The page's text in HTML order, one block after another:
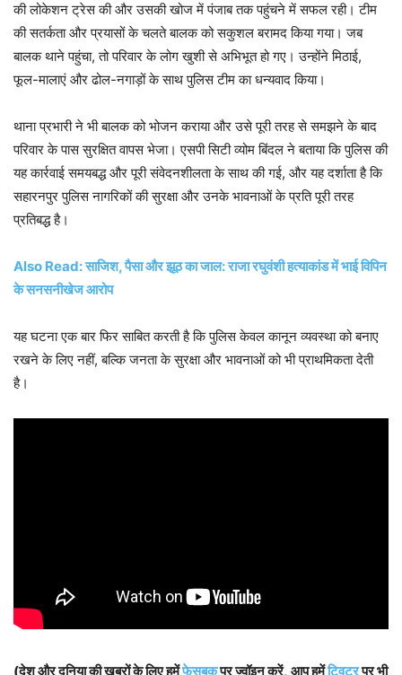
की लोकेशन ट्रेस की और उसकी खोज में पंजाब तक पहुंचने में सफल रही। टीम
की सतर्कता और प्रयासों के चलते बालक को सकुशल बरामद किया गया। जब
बालक थाने पहुंचा, तो परिवार के लोग खुशी से अभिभूत हो गए। उन्होंने मिठाई,
फूल-मालाएं और ढोल-नगाड़ों के साथ पुलिस टीम का धन्यवाद किया।
थाना प्रभारी ने भी बालक को भोजन कराया और उसे पूरी तरह से समझने के बाद
परिवार के पास सुरक्षित वापस भेजा। एसपी सिटी व्योम बिंदल ने बताया कि पुलिस की
यह कार्रवाई समयबद्ध और पूरी संवेदनशीलता के साथ की गई, और यह दर्शाता है कि
सहारनपुर पुलिस नागरिकों की सुरक्षा और उनके भावनाओं के प्रति पूरी तरह
प्रतिबद्ध है।
Also Read: साजिश, पैसा और झूठ का जाल: राजा रघुवंशी हत्याकांड में भाई विपिन
के सनसनीखेज आरोप
यह घटना एक बार फिर साबित करती है कि पुलिस केवल कानून व्यवस्था को बनाए
रखने के लिए नहीं, बल्कि जनता के सुरक्षा और भावनाओं को भी प्राथमिकता देती
है।
(देश और दुनिया की खबरों के लिए हमेंफेसबुकपर ज्वॉइन करें, आप हमेंट्विटरपर भी